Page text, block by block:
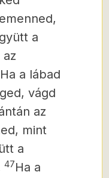
a
az
Ha a lábad
vágd
az
mint
a
47Ha a